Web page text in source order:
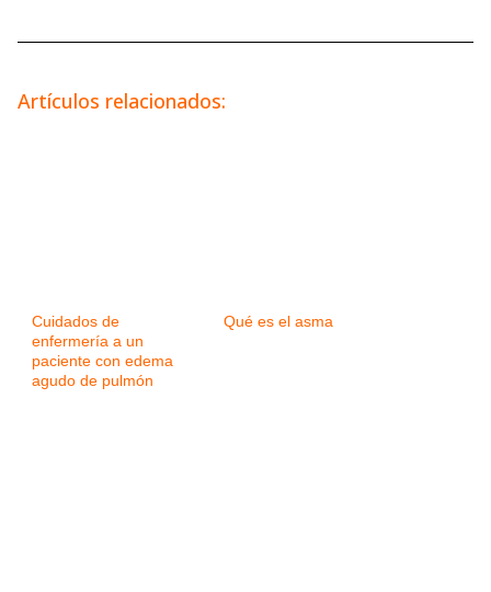
Artículos relacionados:
Cuidados de
enfermería a un
paciente con edema
agudo de pulmón
Qué es el asma